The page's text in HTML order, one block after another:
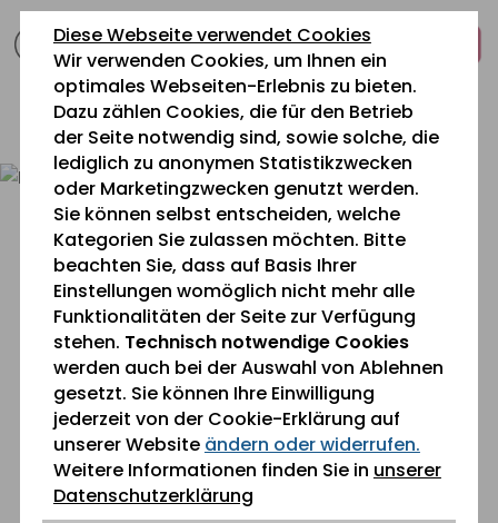
Diese Webseite verwendet Cookies
Wir verwenden Cookies, um Ihnen ein
optimales Webseiten-Erlebnis zu bieten.
Dazu zählen Cookies, die für den Betrieb
der Seite notwendig sind, sowie solche, die
lediglich zu anonymen Statistikzwecken
oder Marketingzwecken genutzt werden.
Sie können selbst entscheiden, welche
Kategorien Sie zulassen möchten. Bitte
beachten Sie, dass auf Basis Ihrer
Einstellungen womöglich nicht mehr alle
Funktionalitäten der Seite zur Verfügung
stehen. Technisch notwendige Cookies
werden auch bei der Auswahl von Ablehnen
gesetzt. Sie können Ihre Einwilligung
jederzeit von der Cookie-Erklärung auf
unserer Website ändern oder widerrufen.
Weitere Informationen finden Sie in unserer
Datenschutzerklärung
zum
Inhalt
springen
zur
Navigation
springen
zum
Fußbereich
springen
0 26 42 40 60
Sie befinden sich gerade hier:
Kontakt» Downloads
Downloads
Informationen zum Herunterladen